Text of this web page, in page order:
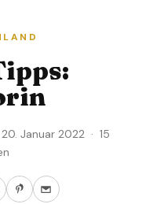
Januar 2022 · 15